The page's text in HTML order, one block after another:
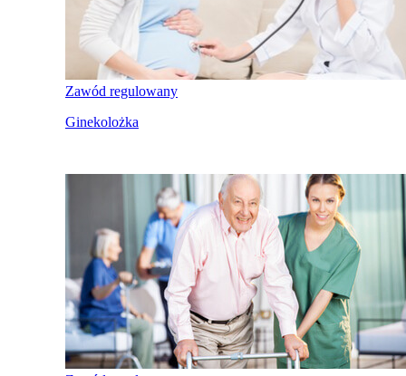
Zawód regulowany
Ginekolożka